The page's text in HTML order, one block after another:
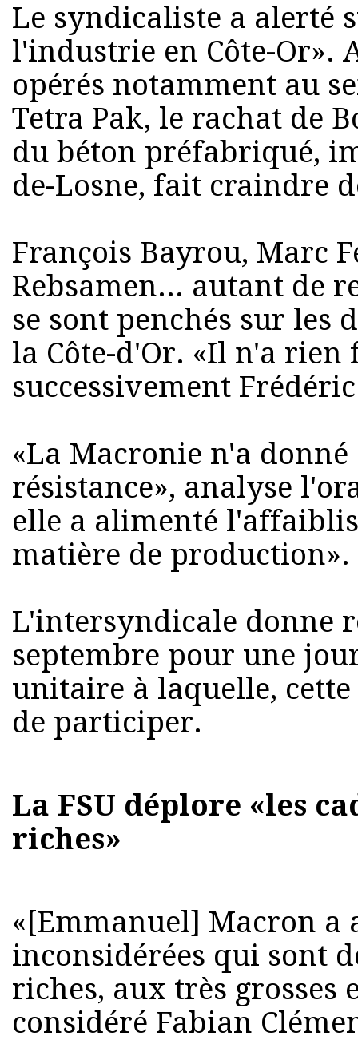
Le syndicaliste a alerté
l'industrie en Côte-Or».
opérés notamment au
Tetra Pak, le rachat de
du béton préfabriqué,
de-Losne, fait craindre
François Bayrou, Marc
Rebsamen... autant de
se sont penchés sur les
la Côte-d'Or. «Il n'a rien
successivement
«La Macronie n'a
résistance», analyse
elle a alimenté
matière de production».
L'intersyndicale donne
septembre pour une
unitaire à laquelle, cette
de participer.
La FSU déplore «les
riches»
«[Emmanuel] Macron a
inconsidérées qui sont
riches, aux très grosses
considéré Fabian